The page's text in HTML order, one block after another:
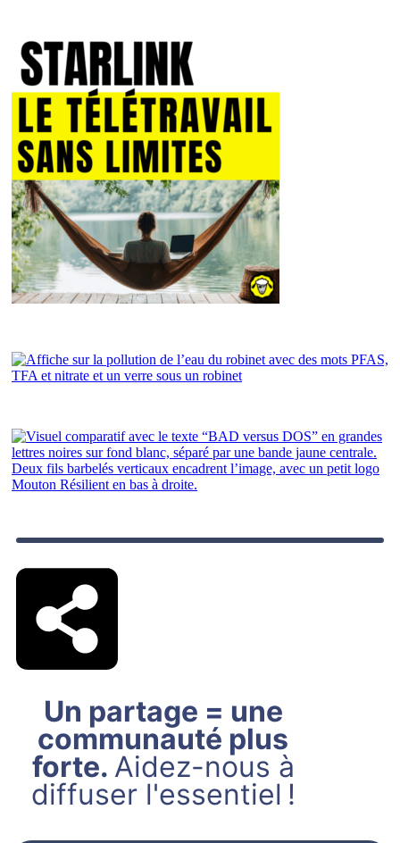
Un partage = une
communauté plus
forte. Aidez-nous à
diffuser l'essentiel !